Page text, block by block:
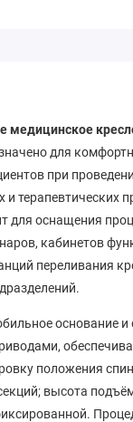
медицинское
для
при
и терапевтических
для оснащения
кабинетов
переливания
основание
положения
высота